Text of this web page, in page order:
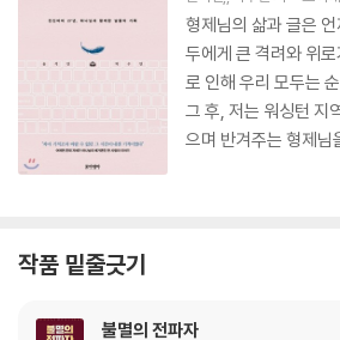
형제님의 삶과 글은
두에게 큰 격려와 위
로 인해 우리 모두는
그 후, 저는 워싱턴 지
으며 반겨주는 형제님
금까지 형제님은 저
작품 밑줄긋기
불멸의 전파자